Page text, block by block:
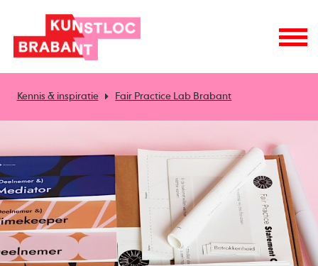
Kennis & inspiratie Fair Practice Lab Brabant